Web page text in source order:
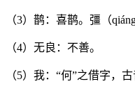
（3）鹊：喜鹊。彊（
（4）无良：不善。
（5）我：“何”之借字，